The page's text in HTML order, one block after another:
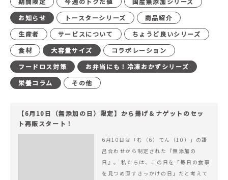
お知らせ
トースターシリーズ
商品紹介
生産者
サービスについて
ちょうど良いシリーズ
食材
大容量サイズ
コラボレーション
フードロス対策
お弁当にも！冷凍おかずシリーズ
栄養コラム
その他
【6月10日（無添加の日）限定】から揚げ＆ナゲットのセッ
ト再販スタート！
6月10日は「む（6）てん（10）」の語
呂合わせから制定された『無添加の
日』。 私たちは、この日を「毎日の食事
を見つめ直すきっかけの日」だと考えて